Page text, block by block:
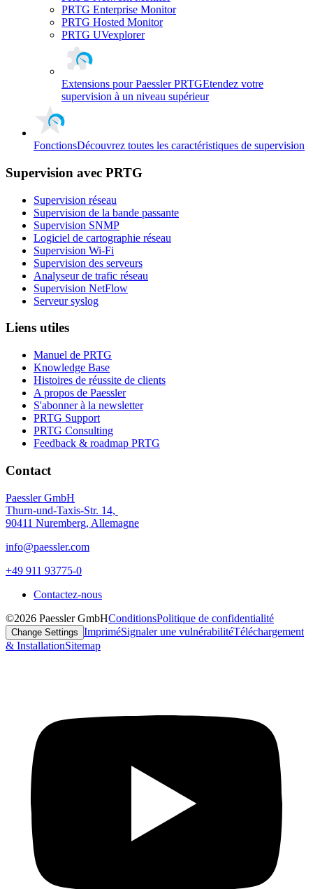
PRTG Enterprise Monitor
PRTG Hosted Monitor
PRTG UVexplorer
Extensions pour Paessler PRTGEtendez votre
supervision à un niveau supérieur
FonctionsDécouvrez toutes les caractéristiques de supervision
Supervision avec PRTG
Supervision réseau
Supervision de la bande passante
Supervision SNMP
Logiciel de cartographie réseau
Supervision Wi-Fi
Supervision des serveurs
Analyseur de trafic réseau
Supervision NetFlow
Serveur syslog
Liens utiles
Manuel de PRTG
Knowledge Base
Histoires de réussite de clients
A propos de Paessler
S'abonner à la newsletter
PRTG Support
PRTG Consulting
Feedback & roadmap PRTG
Contact
Paessler GmbH
Thurn-und-Taxis-Str. 14,
90411 Nuremberg, Allemagne
info@paessler.com
+49 911 93775-0
Contactez-nous
©2026 Paessler GmbHConditionsPolitique de confidentialité
Change Settings ImpriméSignaler une vulnérabilitéTéléchargement
& InstallationSitemap